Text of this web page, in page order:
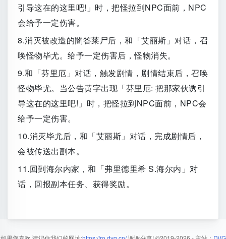
引导这在的这里吧!」时，把怪拉到NPC面前，NPC
会给予一定伤害。
8.消灭被改造的闇答莱尸后，和「艾丽斯」对话，召
唤怪物毕尤。给予一定伤害后，怪物消失。
9.和「芬里厄」对话，触发剧情，剧情结束后，召唤
怪物毕尤。当公告黄字出现「芬里厄: 把那家伙诱引
导这在的这里吧!」时，把怪拉到NPC面前，NPC会
给予一定伤害。
10.消灭毕尤后，和「艾丽斯」对话，完成剧情后，
会被传送出副本。
11.回到海尔内家，和「弗里德里希 S.海尔内」对
话，回报副本任务、获得奖励。